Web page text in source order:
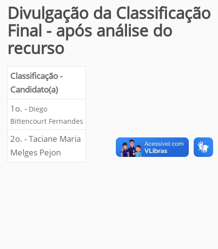
Divulgação da Classificação
Final - após análise do
recurso
Classificação -
Candidato(a)
1o. - Diego
Bittencourt Fernandes
2o. - Taciane Maria
Melges Pejon